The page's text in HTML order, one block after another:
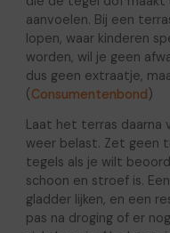
aanvoelen. Bij een
lopen, waar kinderen
worden, wil je geen
dus geen extraatje,
(Consumentenbond)
Laat het terras daarna
weer belast. Zet geen
tegels als je wilt
schoon en stroef is.
gladder lijken, en een
pas na droging of er